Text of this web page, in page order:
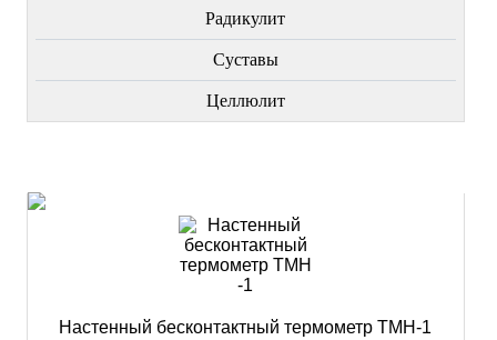
Радикулит
Суставы
Целлюлит
Настенный бесконтактный термометр ТМН-1